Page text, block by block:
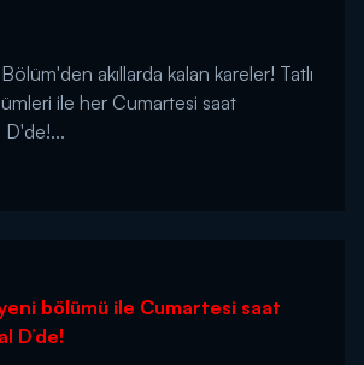
akıllarda kalan kareler! Tatlı
ile her Cumartesi saat
bölümü ile Cumartesi saat
D’de!